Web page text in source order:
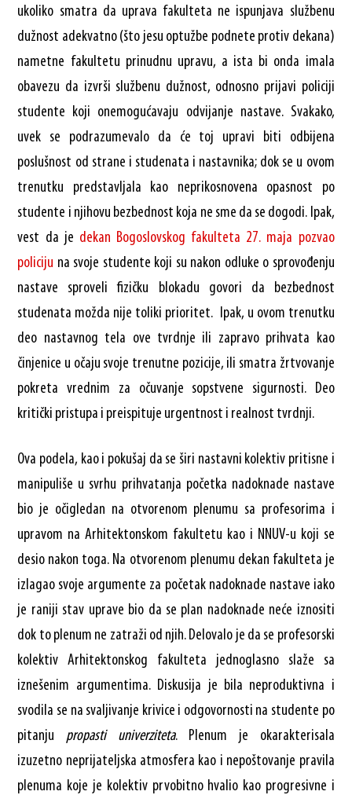
ukoliko smatra da uprava fakulteta ne ispunjava službenu
dužnost adekvatno (što jesu optužbe podnete protiv dekana)
nametne fakultetu prinudnu upravu, a ista bi onda imala
obavezu da izvrši službenu dužnost, odnosno prijavi policiji
studente koji onemogućavaju odvijanje nastave. Svakako,
uvek se podrazumevalo da će toj upravi biti odbijena
poslušnost od strane i studenata i nastavnika; dok se u ovom
trenutku predstavljala kao neprikosnovena opasnost po
studente i njihovu bezbednost koja ne sme da se dogodi. Ipak,
vest da je dekan Bogoslovskog fakulteta 27. maja pozvao
policiju na svoje studente koji su nakon odluke o sprovođenju
nastave sproveli fizičku blokadu govori da bezbednost
studenata možda nije toliki prioritet. Ipak, u ovom trenutku
deo nastavnog tela ove tvrdnje ili zapravo prihvata kao
činjenice u očaju svoje trenutne pozicije, ili smatra žrtvovanje
pokreta vrednim za očuvanje sopstvene sigurnosti. Deo
kritički pristupa i preispituje urgentnost i realnost tvrdnji.
Ova podela, kao i pokušaj da se širi nastavni kolektiv pritisne i
manipuliše u svrhu prihvatanja početka nadoknade nastave
bio je očigledan na otvorenom plenumu sa profesorima i
upravom na Arhitektonskom fakultetu kao i NNUV-u koji se
desio nakon toga. Na otvorenom plenumu dekan fakulteta je
izlagao svoje argumente za početak nadoknade nastave iako
je raniji stav uprave bio da se plan nadoknade neće iznositi
dok to plenum ne zatraži od njih. Delovalo je da se profesorski
kolektiv Arhitektonskog fakulteta jednoglasno slaže sa
iznešenim argumentima. Diskusija je bila neproduktivna i
svodila se na svaljivanje krivice i odgovornosti na studente po
pitanju propasti univerziteta. Plenum je okarakterisala
izuzetno neprijateljska atmosfera kao i nepoštovanje pravila
plenuma koje je kolektiv prvobitno hvalio kao progresivne i